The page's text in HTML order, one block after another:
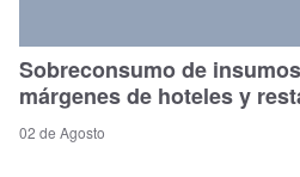
Sobreconsumo de
márgenes de hoteles y
02 de Agosto